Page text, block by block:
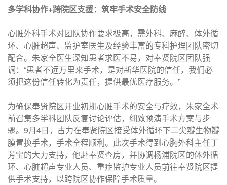
多学科协作+跨院区支援：筑牢手术安全防线
心脏外科手术对团队协作要求极高，需外科、麻醉、体外循
环、心脏超声、监护室医生及经验丰富的专科护理团队密切
配合。朱家全医生深知患者求医不易，对奉贤院区团队强
调：“患者不远万里来手术，是对新华医院的信任，我们必
须把这份信任转化为责任，提供最优医疗服务。”
为确保奉贤院区开业初期心脏手术的安全与疗效，朱家全术
前召集多学科团队反复讨论评估，细致预演手术方案与步
骤。9月4日，古力在奉贤院区接受体外循环下二尖瓣生物瓣
膜置换手术，手术全程顺利。此次手术得到心胸外科主任丁
芳宝的大力支持，他赴奉贤查房，并协调杨浦院区的体外循
环、心脏超声专业人员、重症监护专业人员前往奉贤院区提
供手术支持，以跨院区协作保障手术质量。